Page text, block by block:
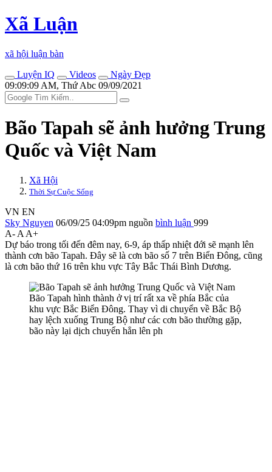
Xã Luận
xã hội luận bàn
Luyện IQ
Videos
Ngày Đẹp
09:09:09 AM, Thứ Abc 09/09/2021
Bão Tapah sẽ ảnh hưởng Trung
Quốc và Việt Nam
Xã Hội
Thời Sự Cuộc Sống
VN EN
Sky Nguyen 06/09/25 04:09pm nguồn bình luận 999
A- A A+
Dự báo trong tối đến đêm nay, 6-9, áp thấp nhiệt đới sẽ mạnh lên
thành cơn bão Tapah. Đây sẽ là cơn bão số 7 trên Biển Đông, cũng
là cơn bão thứ 16 trên khu vực Tây Bắc Thái Bình Dương.
Bão Tapah hình thành ở vị trí rất xa về phía Bắc của
khu vực Bắc Biển Đông. Thay vì di chuyển về Bắc Bộ
hay lệch xuống Trung Bộ như các cơn bão thường gặp,
bão này lại dịch chuyển hẳn lên ph